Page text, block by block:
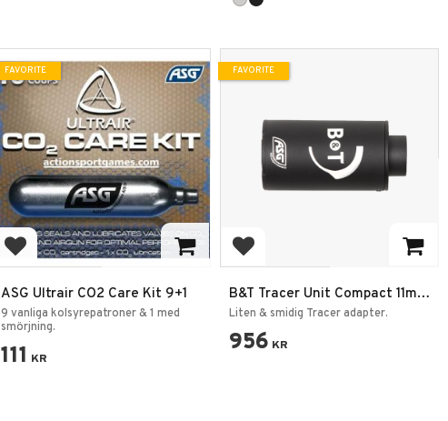
Add to favorites
ASG Ultrair CO2 Care Kit 9+1
9 vanliga kolsyrepatroner & 1 med
smörjning.
111 KR
FAVORITE
Add to favorites
B&T Tracer Unit Compact 11mm
CW 14mm CCW
Liten & smidig Tracer adapter.
956 KR
FAVORITE